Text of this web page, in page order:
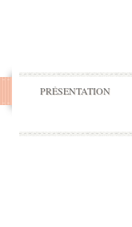
PRÉSENTATION